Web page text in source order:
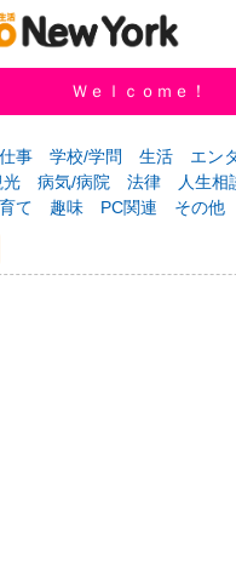
新規登録
タウン情報 教えて！
Ｗｅｌｃｏｍｅ！
仕事 学校/学問 生活
エン
光 病気/病院 法律 人生相
て 趣味 PC関連 その他